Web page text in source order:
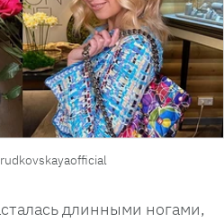
длинными ногами,